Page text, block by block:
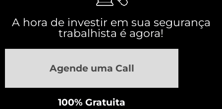
A hora de investir em sua segurança
trabalhista é agora!
Agende uma Call
100% Gratuita